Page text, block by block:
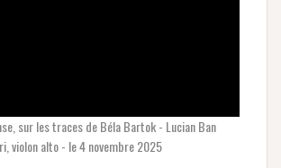
sur les traces de Béla Bartok - Lucian Ban
violon alto - le 4 novembre 2025